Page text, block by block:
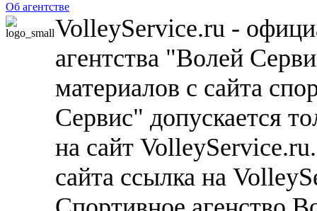
Об агентстве
VolleyService.ru -
агентства "Волей
материалов с сайта
Сервис" допускается
на сайт
сайта ссылка на